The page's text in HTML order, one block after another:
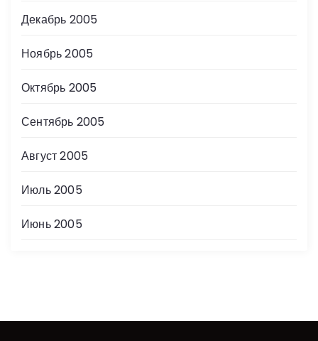
Декабрь 2005
Ноябрь 2005
Октябрь 2005
Сентябрь 2005
Август 2005
Июль 2005
Июнь 2005